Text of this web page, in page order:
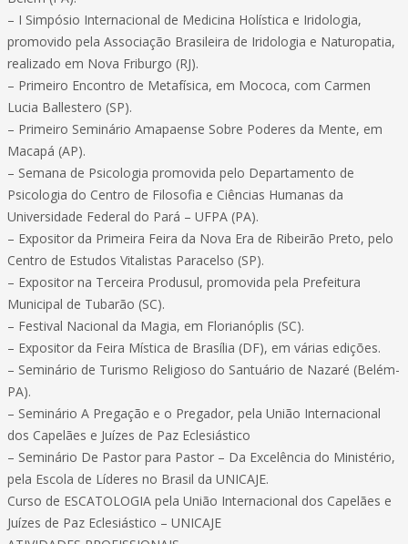
– I Simpósio Internacional de Medicina Holística e Iridologia,
promovido pela Associação Brasileira de Iridologia e Naturopatia,
realizado em Nova Friburgo (RJ).
– Primeiro Encontro de Metafísica, em Mococa, com Carmen
Lucia Ballestero (SP).
– Primeiro Seminário Amapaense Sobre Poderes da Mente, em
Macapá (AP).
– Semana de Psicologia promovida pelo Departamento de
Psicologia do Centro de Filosofia e Ciências Humanas da
Universidade Federal do Pará – UFPA (PA).
– Expositor da Primeira Feira da Nova Era de Ribeirão Preto, pelo
Centro de Estudos Vitalistas Paracelso (SP).
– Expositor na Terceira Produsul, promovida pela Prefeitura
Municipal de Tubarão (SC).
– Festival Nacional da Magia, em Florianóplis (SC).
– Expositor da Feira Mística de Brasília (DF), em várias edições.
– Seminário de Turismo Religioso do Santuário de Nazaré (Belém-
PA).
– Seminário A Pregação e o Pregador, pela União Internacional
dos Capelães e Juízes de Paz Eclesiástico
– Seminário De Pastor para Pastor – Da Excelência do Ministério,
pela Escola de Líderes no Brasil da UNICAJE.
Curso de ESCATOLOGIA pela União Internacional dos Capelães e
Juízes de Paz Eclesiástico – UNICAJE